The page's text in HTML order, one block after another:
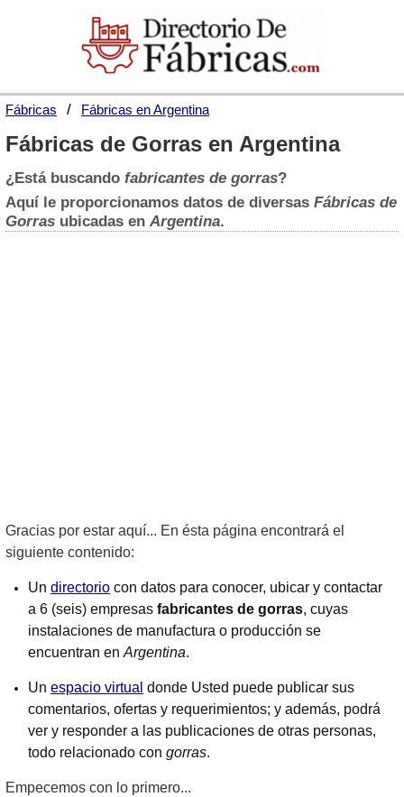
Fábricas Fábricas en Argentina
Fábricas de Gorras en Argentina
¿Está buscando fabricantes de gorras?
Aquí le proporcionamos datos de diversas Fábricas de
Gorras ubicadas en Argentina.
Gracias por estar aquí... En ésta página encontrará el
siguiente contenido:
Un directorio con datos para conocer, ubicar y contactar
a 6 (seis) empresas fabricantes de gorras, cuyas
instalaciones de manufactura o producción se
encuentran en Argentina.
Un espacio virtual donde Usted puede publicar sus
comentarios, ofertas y requerimientos; y además, podrá
ver y responder a las publicaciones de otras personas,
todo relacionado con gorras.
Empecemos con lo primero...